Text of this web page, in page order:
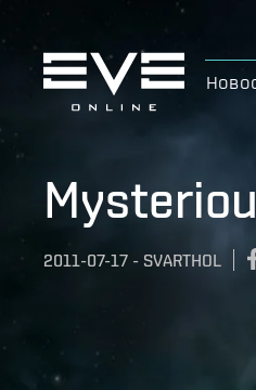
2011-07-17 - SVARTHOL